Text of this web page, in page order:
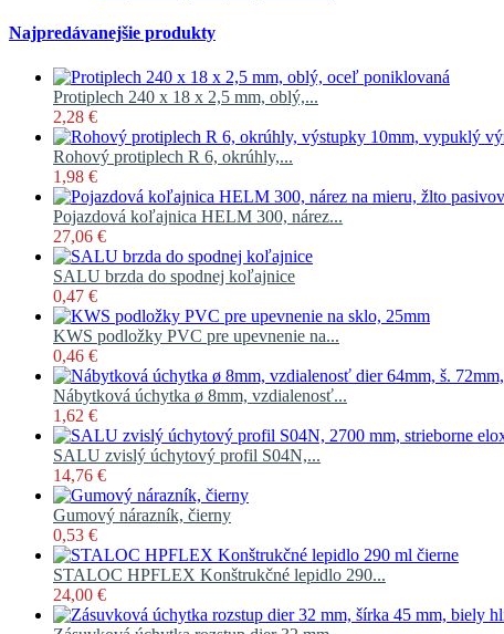
Najpredávanejšie produkty
Protiplech 240 x 18 x 2,5 mm, oblý,...
2,28 €
Rohový protiplech R 6, okrúhly,...
1,98 €
Pojazdová koľajnica HELM 300, nárez...
27,06 €
SALU brzda do spodnej koľajnice
0,47 €
KWS podložky PVC pre upevnenie na...
0,46 €
Nábytková úchytka ø 8mm, vzdialenosť...
1,62 €
SALU zvislý úchytový profil S04N,...
14,76 €
Gumový nárazník, čierny
0,53 €
STALOC HPFLEX Konštrukčné lepidlo 290...
24,00 €